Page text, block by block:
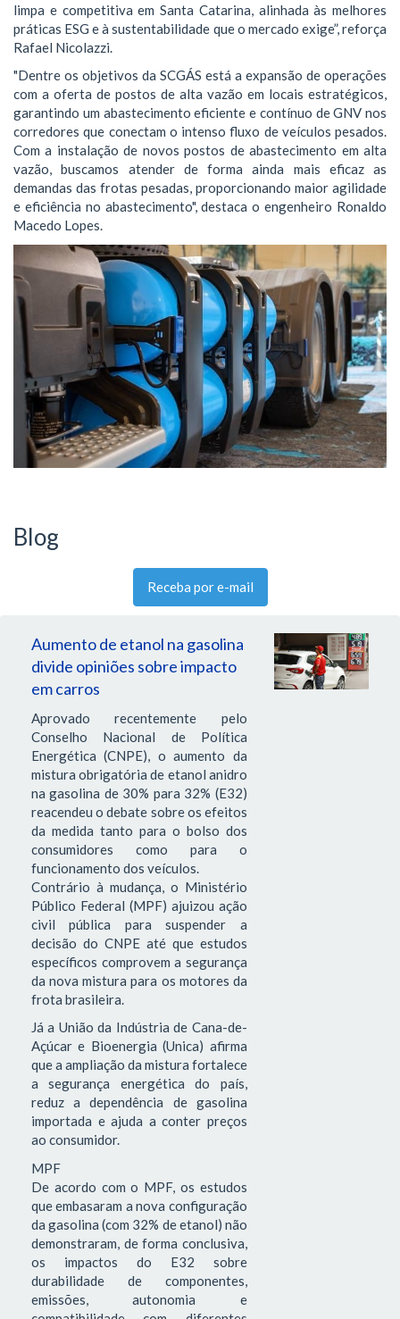
limpa e competitiva em Santa Catarina, alinhada às melhores
práticas ESG e à sustentabilidade que o mercado exige”, reforça
Rafael Nicolazzi.
"Dentre os objetivos da SCGÁS está a expansão de operações
com a oferta de postos de alta vazão em locais estratégicos,
garantindo um abastecimento eficiente e contínuo de GNV nos
corredores que conectam o intenso fluxo de veículos pesados.
Com a instalação de novos postos de abastecimento em alta
vazão, buscamos atender de forma ainda mais eficaz as
demandas das frotas pesadas, proporcionando maior agilidade
e eficiência no abastecimento", destaca o engenheiro Ronaldo
Macedo Lopes.
Blog
Receba por e-mail
Aumento de etanol na gasolina
divide opiniões sobre impacto
em carros
Aprovado recentemente pelo
Conselho Nacional de Política
Energética (CNPE), o aumento da
mistura obrigatória de etanol anidro
na gasolina de 30% para 32% (E32)
reacendeu o debate sobre os efeitos
da medida tanto para o bolso dos
consumidores como para o
funcionamento dos veículos.
Contrário à mudança, o Ministério
Público Federal (MPF) ajuizou ação
civil pública para suspender a
decisão do CNPE até que estudos
específicos comprovem a segurança
da nova mistura para os motores da
frota brasileira.
Já a União da Indústria de Cana-de-
Açúcar e Bioenergia (Unica) afirma
que a ampliação da mistura fortalece
a segurança energética do país,
reduz a dependência de gasolina
importada e ajuda a conter preços
ao consumidor.
MPF
De acordo com o MPF, os estudos
que embasaram a nova configuração
da gasolina (com 32% de etanol) não
demonstraram, de forma conclusiva,
os impactos do E32 sobre
durabilidade de componentes,
emissões, autonomia e